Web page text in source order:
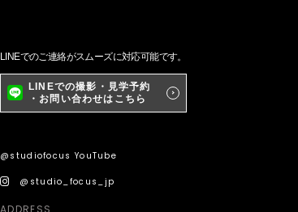
LINEでのご連絡がスムーズに対応可能です。
LINEでの撮影・見学予約
・お問い合わせはこちら
@studiofocus YouTube
@studio_focus_jp
ADDRESS_